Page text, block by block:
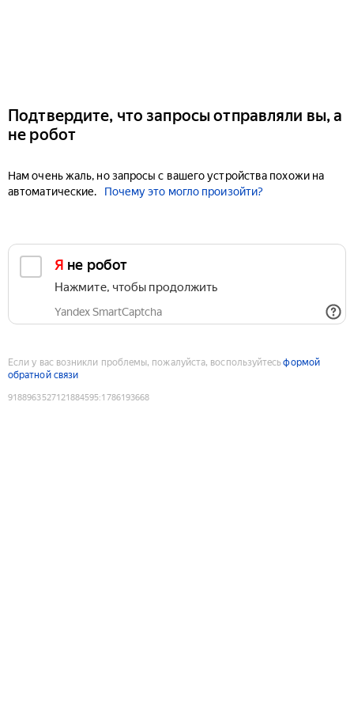
Подтвердите, что запросы отправляли вы, а
не робот
Нам очень жаль, но запросы с вашего устройства похожи на
автоматические.
Почему это могло произойти?
Я не робот
Нажмите, чтобы продолжить
Yandex SmartCaptcha
Если у вас возникли проблемы, пожалуйста, воспользуйтесьформой
обратной связи
9188963527121884595:1786193668